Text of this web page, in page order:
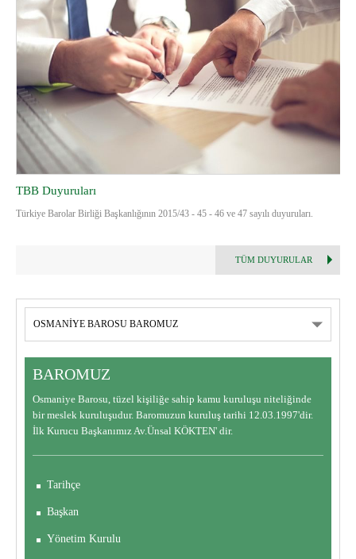
TBB Duyuruları
Türkiye Barolar Birliği Başkanlığının 2015/43 - 45 - 46 ve 47 sayılı duyuruları.
TÜM DUYURULAR
BAROMUZ
Osmaniye Barosu, tüzel kişiliğe sahip kamu kuruluşu niteliğinde
bir meslek kuruluşudur. Baromuzun kuruluş tarihi 12.03.1997'dir.
İlk Kurucu Başkanımız Av.Ünsal KÖKTEN' dir.
Tarihçe
Başkan
Yönetim Kurulu